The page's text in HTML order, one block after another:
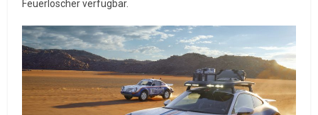
Feuerlöscher verfügbar.